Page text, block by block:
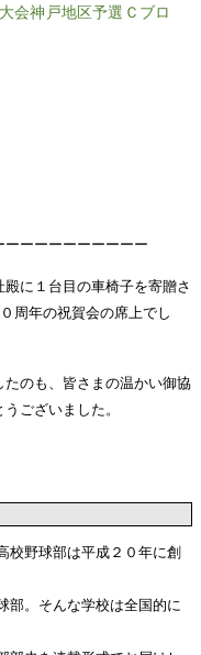
ーーーーーーーーー
に１台目の車椅子を寄贈さ
周年の祝賀会の席上でし
のも、皆さまの温かい御協
ございました。
校野球部は平成２０年に創
部。そんな学校は全国的に